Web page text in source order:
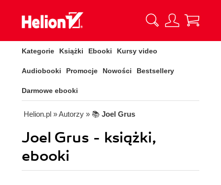
Kategorie Książki Ebooki Kursy video
Audiobooki Promocje Nowości Bestsellery
Darmowe ebooki
Helion.pl » Autorzy » 📚 Joel Grus
Joel Grus - książki,
ebooki